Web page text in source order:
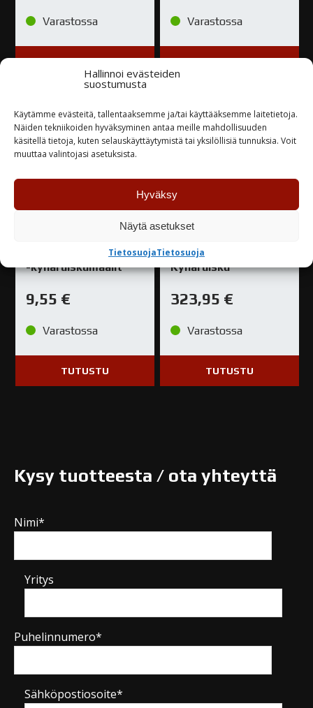
Hallinnoi evästeiden
suostumusta
Käytämme evästeitä, tallentaaksemme ja/tai käyttääksemme laitetietoja.
Näiden tekniikoiden hyväksyminen antaa meille mahdollisuuden
käsitellä tietoja, kuten selauskäyttäytymistä tai yksilöllisiä tunnuksia. Voit
muuttaa valintojasi asetuksista.
Hyväksy
Näytä asetukset
TietosuojaTietosuoja
Varastossa
TUTUSTU
Varastossa
TUTUSTU
Wicked Colors Detail
-kynäruiskumaalit
9,55 €
Varastossa
TUTUSTU
Iwata HP-C Plus
Kynäruisku
323,95 €
Varastossa
TUTUSTU
Kysy tuotteesta / ota yhteyttä
Nimi*
Yritys
Puhelinnumero*
Sähköpostiosoite*